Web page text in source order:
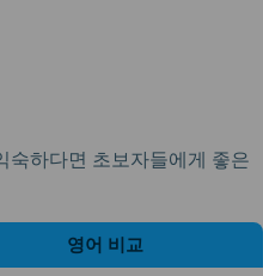
숙하다면 초보자들에게 좋은
영어 비교